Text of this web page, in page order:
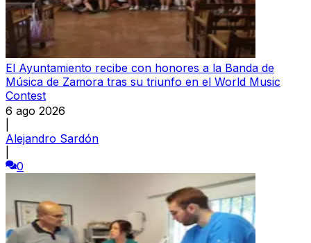
El Ayuntamiento recibe con honores a la Banda de
Música de Zamora tras su triunfo en el World Music
Contest
6 ago 2026
Alejandro Sardón
0